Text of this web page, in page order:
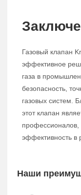
Газовый клапан
эффективное
газа в
безопасность,
газовых систем.
этот клапан
профессионалов,
эффективность в
Наши